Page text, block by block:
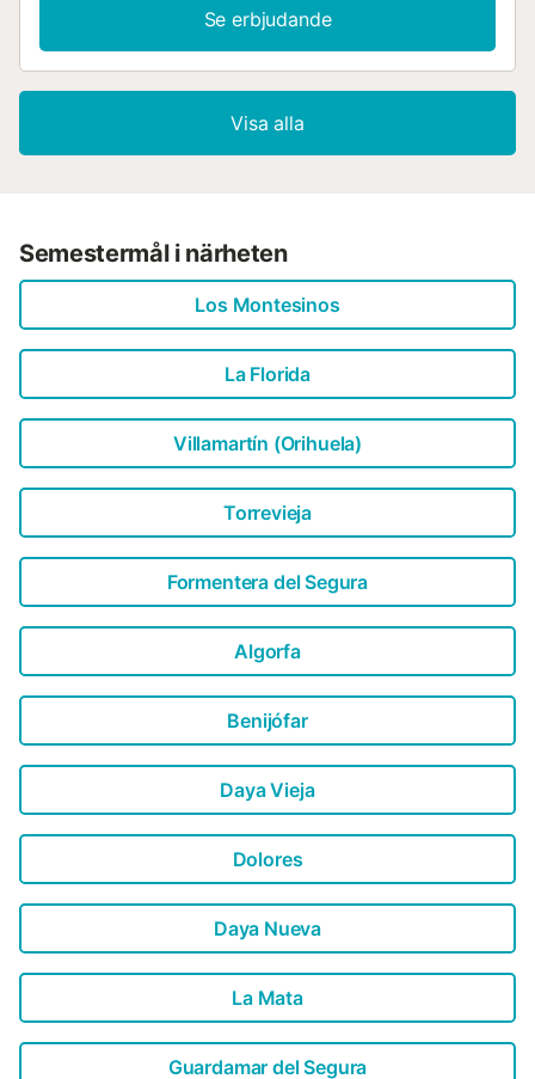
Se erbjudande
Visa alla
Semestermål i närheten
Los Montesinos
La Florida
Villamartín (Orihuela)
Torrevieja
Formentera del Segura
Algorfa
Benijófar
Daya Vieja
Dolores
Daya Nueva
La Mata
Guardamar del Segura